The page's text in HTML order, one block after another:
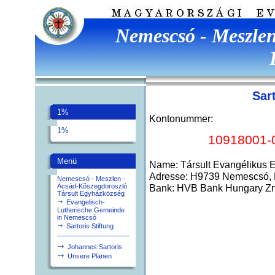
Nemescsó -
1%
1%
Menü
Nemescsó - Meszlen -
Acsád-Kõszegdoroszló
Társult Egyházközség
Evangelisch-
Lutherische Gemeinde
in Nemescsó
Sartoris Stiftung
Johannes Sartoris
Unsere Plänen
Kontonummer:
Name: Társult Evangélikus
Adresse: H9739 Nemescsó,
Bank: HVB Bank Hungary